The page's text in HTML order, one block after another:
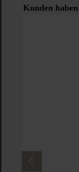
Produktgalerie
Kunden haben